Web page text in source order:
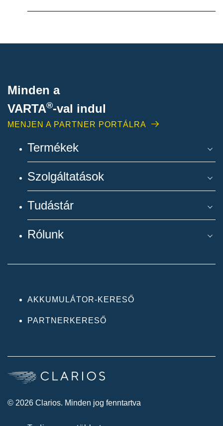
Minden a
VARTA®-val indul
MENJEN A PARTNER PORTÁLRA
Termékek
Szolgáltatások
Tudástár
Rólunk
AKKUMULÁTOR-KERESŐ
PARTNERKERESŐ
© 2026 Clarios. Minden jog fenntartva